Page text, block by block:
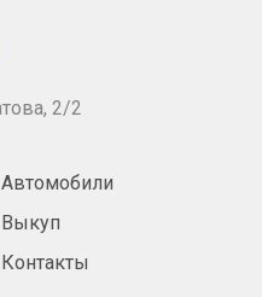
2/2
Автомобили
Выкуп
Контакты